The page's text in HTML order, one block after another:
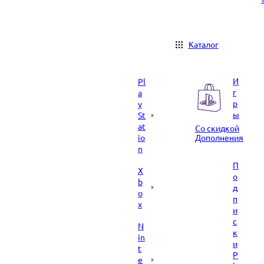
Каталог
Pl
a
y
St
at
io
n
X
b
o
x
N
in
t
e
И
г
р
ы
Со скидкой
Дополнения
П
о
д
п
и
с
к
и
P